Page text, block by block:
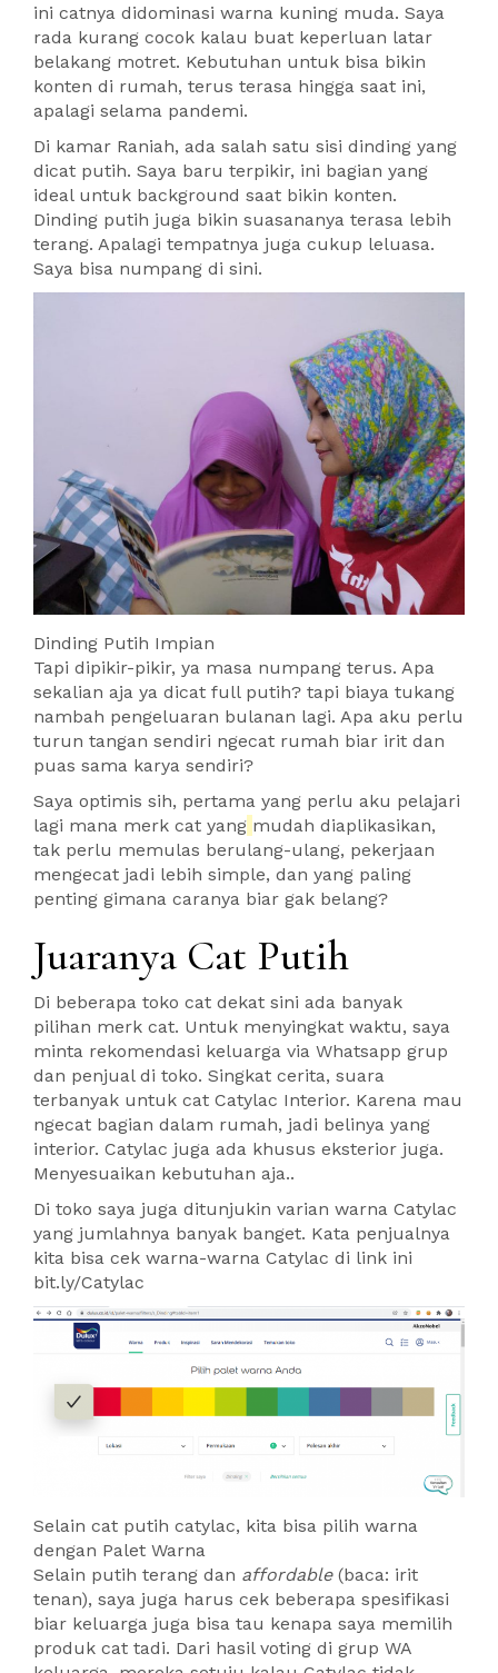
ini catnya didominasi warna kuning muda. Saya
rada kurang cocok kalau buat keperluan latar
belakang motret. Kebutuhan untuk bisa bikin
konten di rumah, terus terasa hingga saat ini,
apalagi selama pandemi.
Di kamar Raniah, ada salah satu sisi dinding yang
dicat putih. Saya baru terpikir, ini bagian yang
ideal untuk background saat bikin konten.
Dinding putih juga bikin suasananya terasa lebih
terang. Apalagi tempatnya juga cukup leluasa.
Saya bisa numpang di sini.
Dinding Putih Impian
Tapi dipikir-pikir, ya masa numpang terus. Apa
sekalian aja ya dicat full putih? tapi biaya tukang
nambah pengeluaran bulanan lagi. Apa aku perlu
turun tangan sendiri ngecat rumah biar irit dan
puas sama karya sendiri?
Saya optimis sih, pertama yang perlu aku pelajari
lagi mana merk cat yang mudah diaplikasikan,
tak perlu memulas berulang-ulang, pekerjaan
mengecat jadi lebih simple, dan yang paling
penting gimana caranya biar gak belang?
Juaranya Cat Putih
Di beberapa toko cat dekat sini ada banyak
pilihan merk cat. Untuk menyingkat waktu, saya
minta rekomendasi keluarga via Whatsapp grup
dan penjual di toko. Singkat cerita, suara
terbanyak untuk cat Catylac Interior. Karena mau
ngecat bagian dalam rumah, jadi belinya yang
interior. Catylac juga ada khusus eksterior juga.
Menyesuaikan kebutuhan aja..
Di toko saya juga ditunjukin varian warna Catylac
yang jumlahnya banyak banget. Kata penjualnya
kita bisa cek warna-warna Catylac di link ini
bit.ly/Catylac
Selain cat putih catylac, kita bisa pilih warna
dengan Palet Warna
Selain putih terang dan affordable(baca: irit
tenan), saya juga harus cek beberapa spesifikasi
biar keluarga juga bisa tau kenapa saya memilih
produk cat tadi. Dari hasil voting di grup WA